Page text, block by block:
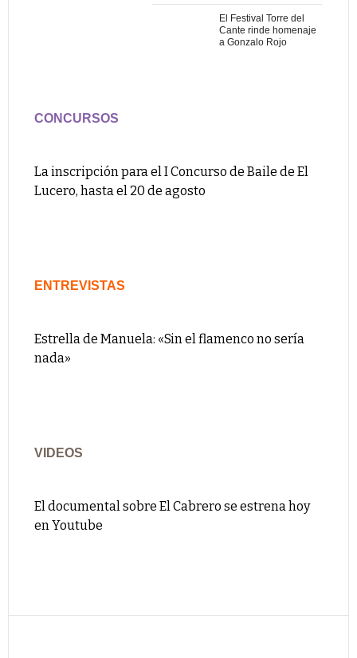
El Festival Torre del
Cante rinde homenaje
a Gonzalo Rojo
CONCURSOS
La inscripción para el I Concurso de Baile de El
Lucero, hasta el 20 de agosto
ENTREVISTAS
Estrella de Manuela: «Sin el flamenco no sería
nada»
VIDEOS
El documental sobre El Cabrero se estrena hoy
en Youtube